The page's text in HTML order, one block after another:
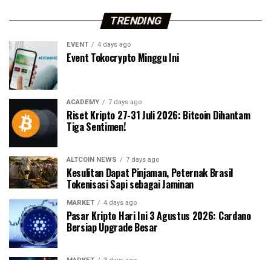
TRENDING
EVENT 4 days ago
Event Tokocrypto Minggu Ini
ACADEMY 7 days ago
Riset Kripto 27-31 Juli 2026: Bitcoin Dihantam
Tiga Sentimen!
ALTCOIN NEWS 7 days ago
Kesulitan Dapat Pinjaman, Peternak Brasil
Tokenisasi Sapi sebagai Jaminan
MARKET 4 days ago
Pasar Kripto Hari Ini 3 Agustus 2026: Cardano
Bersiap Upgrade Besar